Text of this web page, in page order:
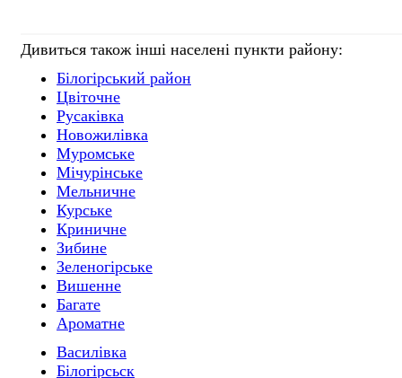
Дивиться також інші населені пункти району:
Білогірський район
Цвіточне
Русаківка
Новожилівка
Муромське
Мічурінське
Мельничне
Курське
Криничне
Зибине
Зеленогірське
Вишенне
Багате
Ароматне
Василівка
Білогірсьск